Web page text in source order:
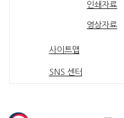
인쇄자료
영상자료
사이트맵
SNS 센터